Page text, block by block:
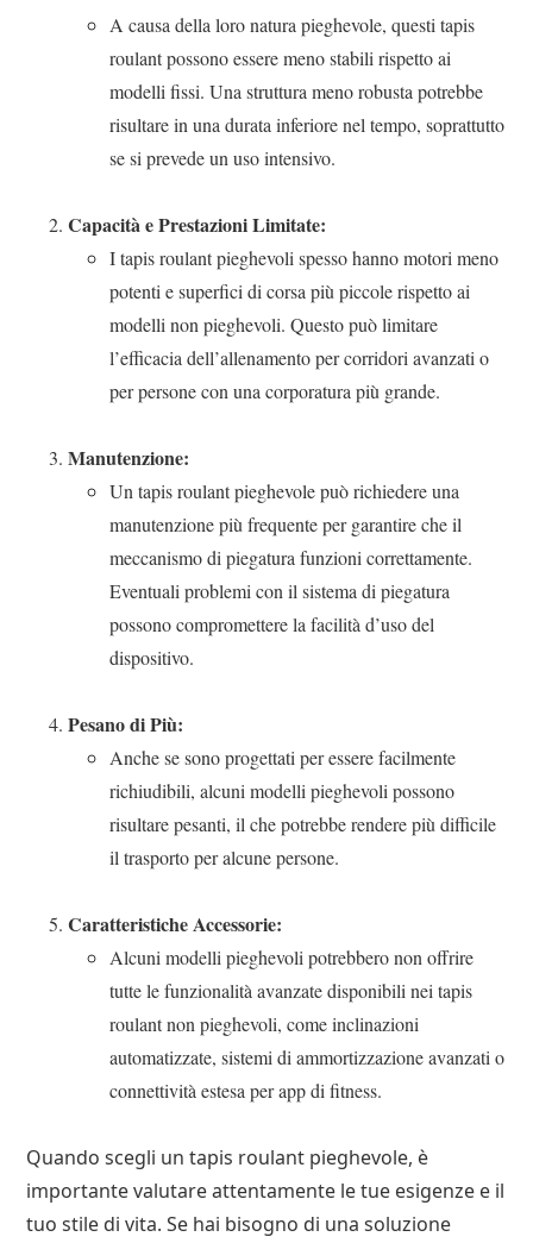
A causa della loro natura pieghevole, questi tapis
roulant possono essere meno stabili rispetto ai
modelli fissi. Una struttura meno robusta potrebbe
risultare in una durata inferiore nel tempo, soprattutto
se si prevede un uso intensivo.
Capacità e Prestazioni Limitate:
I tapis roulant pieghevoli spesso hanno motori meno
potenti e superfici di corsa più piccole rispetto ai
modelli non pieghevoli. Questo può limitare
l’efficacia dell’allenamento per corridori avanzati o
per persone con una corporatura più grande.
Manutenzione:
Un tapis roulant pieghevole può richiedere una
manutenzione più frequente per garantire che il
meccanismo di piegatura funzioni correttamente.
Eventuali problemi con il sistema di piegatura
possono compromettere la facilità d’uso del
dispositivo.
Pesano di Più:
Anche se sono progettati per essere facilmente
richiudibili, alcuni modelli pieghevoli possono
risultare pesanti, il che potrebbe rendere più difficile
il trasporto per alcune persone.
Caratteristiche Accessorie:
Alcuni modelli pieghevoli potrebbero non offrire
tutte le funzionalità avanzate disponibili nei tapis
roulant non pieghevoli, come inclinazioni
automatizzate, sistemi di ammortizzazione avanzati o
connettività estesa per app di fitness.
Quando scegli un tapis roulant pieghevole, è
importante valutare attentamente le tue esigenze e il
tuo stile di vita. Se hai bisogno di una soluzione